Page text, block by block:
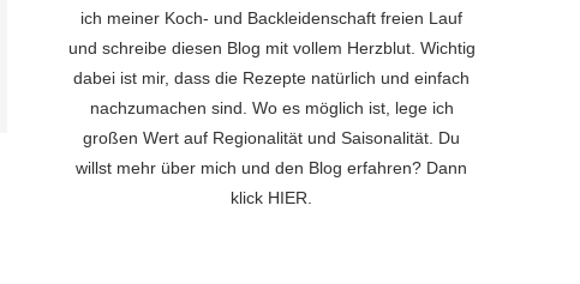
ich meiner Koch- und Backleidenschaft freien Lauf
und schreibe diesen Blog mit vollem Herzblut. Wichtig
dabei ist mir, dass die Rezepte natürlich und einfach
nachzumachen sind. Wo es möglich ist, lege ich
großen Wert auf Regionalität und Saisonalität. Du
willst mehr über mich und den Blog erfahren? Dann
klick HIER